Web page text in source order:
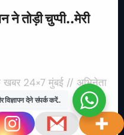
ने तोड़ी चुप्पी..मेरी
विज्ञापन देने संपर्क करें..